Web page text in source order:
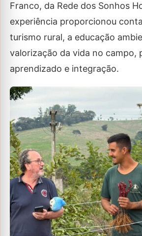
Franco, da Rede dos Sonhos
experiência proporcionou
turismo rural, a educação
valorização da vida no campo,
aprendizado e integração.